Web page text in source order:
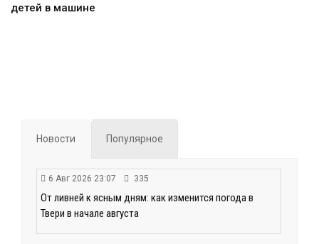
детей в машине
Новости Популярное
6 Авг 2026 23:07 335
От ливней к ясным дням: как изменится погода в
Твери в начале августа